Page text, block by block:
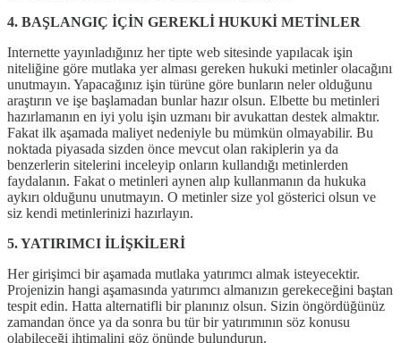
4. BAŞLANGIÇ İÇİN GEREKLİ HUKUKİ METİNLER
Internette yayınladığınız her tipte web sitesinde yapılacak işin
niteliğine göre mutlaka yer alması gereken hukuki metinler olacağını
unutmayın. Yapacağınız işin türüne göre bunların neler olduğunu
araştırın ve işe başlamadan bunlar hazır olsun. Elbette bu metinleri
hazırlamanın en iyi yolu işin uzmanı bir avukattan destek almaktır.
Fakat ilk aşamada maliyet nedeniyle bu mümkün olmayabilir. Bu
noktada piyasada sizden önce mevcut olan rakiplerin ya da
benzerlerin sitelerini inceleyip onların kullandığı metinlerden
faydalanın. Fakat o metinleri aynen alıp kullanmanın da hukuka
aykırı olduğunu unutmayın. O metinler size yol gösterici olsun ve
siz kendi metinlerinizi hazırlayın.
5. YATIRIMCI İLİŞKİLERİ
Her girişimci bir aşamada mutlaka yatırımcı almak isteyecektir.
Projenizin hangi aşamasında yatırımcı almanızın gerekeceğini baştan
tespit edin. Hatta alternatifli bir planınız olsun. Sizin öngördüğünüz
zamandan önce ya da sonra bu tür bir yatırımının söz konusu
olabileceği ihtimalini göz önünde bulundurun.